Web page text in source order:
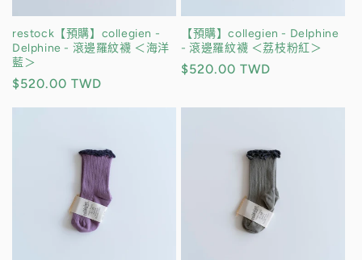
restock【預購】collegien -
Delphine - 滾邊羅紋襪 ＜海洋
藍＞
定
$520.00 TWD
【預購】collegien - Delphine
- 滾邊羅紋襪 ＜荔枝粉紅＞
定
$520.00 TWD